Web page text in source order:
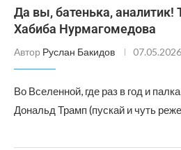
Да вы, батенька, аналитик!
Хабиба Нурмагомедова
Автор Руслан Бакидов 07.05.2026
Во Вселенной, где раз в год и
Дональд Трамп (пускай и чуть